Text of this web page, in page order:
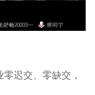
迟交、零缺交，